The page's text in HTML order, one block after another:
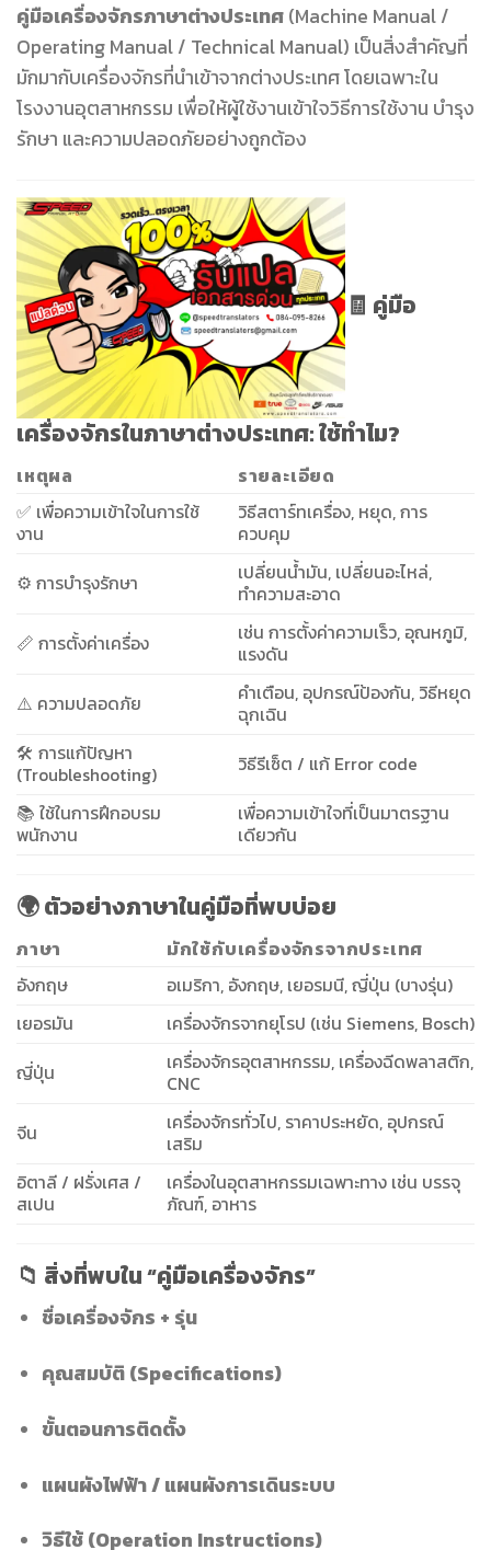
คู่มือเครื่องจักรภาษาต่างประเทศ(Machine Manual /
Operating Manual / Technical Manual) เป็นสิ่งสำคัญที่
มักมากับเครื่องจักรที่นำเข้าจากต่างประเทศ โดยเฉพาะใน
โรงงานอุตสาหกรรม เพื่อให้ผู้ใช้งานเข้าใจวิธีการใช้งาน บำรุง
รักษา และความปลอดภัยอย่างถูกต้อง
🧾 คู่มือ
เครื่องจักรในภาษาต่างประเทศ: ใช้ทำไม?
เหตุผล
รายละเอียด
✅ เพื่อความเข้าใจในการใช้
งาน
วิธีสตาร์ทเครื่อง, หยุด, การ
ควบคุม
⚙️ การบำรุงรักษา
เปลี่ยนน้ำมัน, เปลี่ยนอะไหล่,
ทำความสะอาด
📏 การตั้งค่าเครื่อง
เช่น การตั้งค่าความเร็ว, อุณหภูมิ,
แรงดัน
⚠️ ความปลอดภัย
คำเตือน, อุปกรณ์ป้องกัน, วิธีหยุด
ฉุกเฉิน
🛠️ การแก้ปัญหา
(Troubleshooting)
วิธีรีเซ็ต / แก้ Error code
📚 ใช้ในการฝึกอบรม
พนักงาน
เพื่อความเข้าใจที่เป็นมาตรฐาน
เดียวกัน
🌍 ตัวอย่างภาษาในคู่มือที่พบบ่อย
ภาษา
มักใช้กับเครื่องจักรจากประเทศ
อังกฤษ
อเมริกา, อังกฤษ, เยอรมนี, ญี่ปุ่น (บางรุ่น)
เยอรมัน
เครื่องจักรจากยุโรป (เช่น Siemens, Bosch)
ญี่ปุ่น
เครื่องจักรอุตสาหกรรม, เครื่องฉีดพลาสติก,
CNC
จีน
เครื่องจักรทั่วไป, ราคาประหยัด, อุปกรณ์
เสริม
อิตาลี / ฝรั่งเศส /
สเปน
เครื่องในอุตสาหกรรมเฉพาะทาง เช่น บรรจุ
ภัณฑ์, อาหาร
📁 สิ่งที่พบใน “คู่มือเครื่องจักร”
ชื่อเครื่องจักร + รุ่น
คุณสมบัติ (Specifications)
ขั้นตอนการติดตั้ง
แผนผังไฟฟ้า / แผนผังการเดินระบบ
วิธีใช้ (Operation Instructions)